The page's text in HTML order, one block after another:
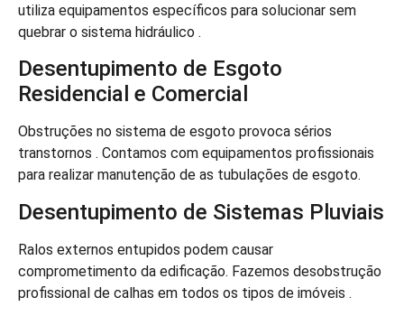
utiliza equipamentos específicos para solucionar sem
quebrar o sistema hidráulico .
Desentupimento de Esgoto
Residencial e Comercial
Obstruções no sistema de esgoto provoca sérios
transtornos . Contamos com equipamentos profissionais
para realizar manutenção de as tubulações de esgoto.
Desentupimento de Sistemas Pluviais
Ralos externos entupidos podem causar
comprometimento da edificação. Fazemos desobstrução
profissional de calhas em todos os tipos de imóveis .